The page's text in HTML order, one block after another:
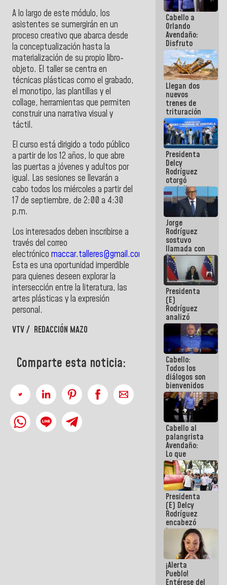
​A lo largo de este módulo, los
asistentes se sumergirán en un
proceso creativo que abarca desde
la conceptualización hasta la
materialización de su propio libro-
objeto. El taller se centra en
técnicas plásticas como el grabado,
el monotipo, las plantillas y el
collage, herramientas que permiten
construir una narrativa visual y
táctil.
El curso está dirigido a todo público
a partir de los 12 años, lo que abre
las puertas a jóvenes y adultos por
igual. Las sesiones se llevarán a
cabo todos los miércoles a partir del
17 de septiembre, de 2:00 a 4:30
p.m.
Los interesados deben inscribirse a
través del correo
electrónico maccar.talleres@gmail.com
Esta es una oportunidad imperdible
para quienes deseen explorar la
intersección entre la literatura, las
artes plásticas y la expresión
personal.
VTV / REDACCIÓN MAZO
Comparte esta noticia:
Cabello a
Orlando
Avendaño:
Disfruto
cada vez
que escribes
porque lo
que haces
es
embarrarla
Llegan dos
nuevos
trenes de
trituración
para
optimizar
manejo de
escombros
en La Guaira
Presidenta
Delcy
Rodríguez
otorgó
medalla
"Héroe de
Venezuela"
a servidores
públicos
Jorge
Rodríguez
sostuvo
llamada con
Dinorah
Figuera y
acuerdan
primer
encuentro
presencial
para el
diálogo
Presidenta
(E)
Rodríguez
analizó
junto a
gobernadores
planes de
recuperación
del Sistema
Eléctrico
Nacional
Cabello:
Todos los
diálogos son
bienvenidos
siempre que
estén en el
marco de la
Constitución
de la
República
Cabello al
palangrista
Avendaño:
Lo que
vayas a
escribir
hazlo hoy
por que no
sabemos si
la semana
que viene
hay
programa
Presidenta
(E) Delcy
Rodríguez
encabezó
lanzamiento
del Plan
Nacional de
Recreación
Vacacional
¡Alerta
Pueblo!
Entérese del